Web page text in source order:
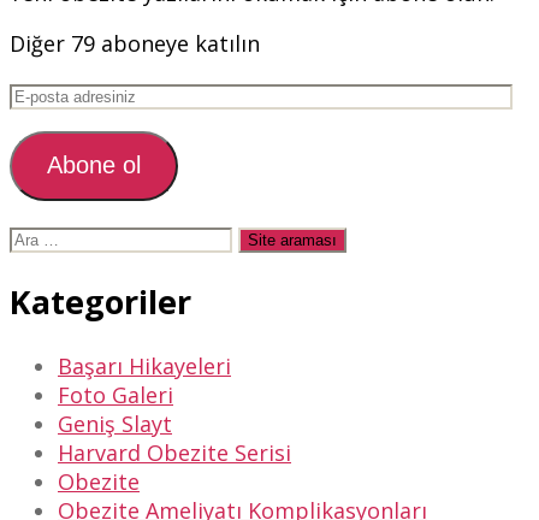
Diğer 79 aboneye katılın
E-
adresiniz
Abone ol
Arama
Kategoriler
Başarı Hikayeleri
Foto Galeri
Geniş Slayt
Harvard Obezite Serisi
Obezite
Obezite Ameliyatı Komplikasyonları